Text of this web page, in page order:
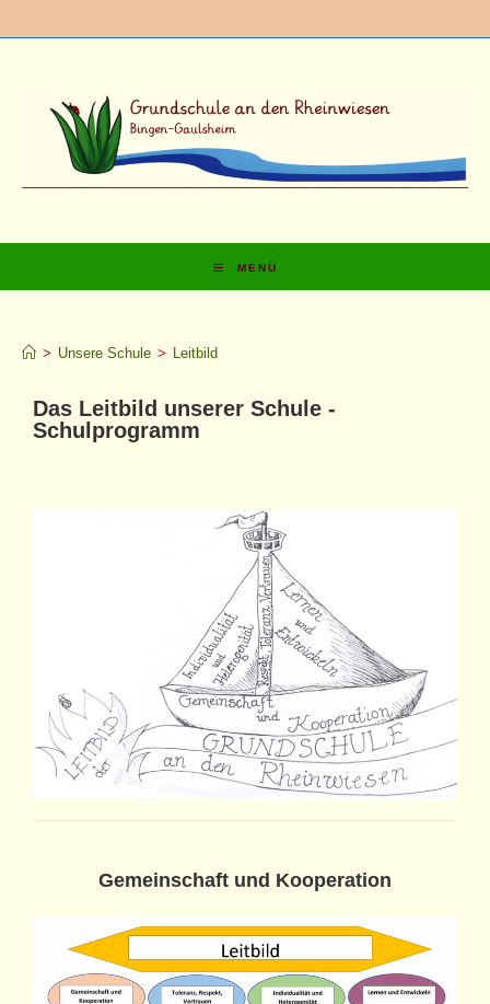
MENÜ
> Unsere Schule > Leitbild
Das Leitbild unserer Schule -
Schulprogramm
Gemeinschaft und Kooperation